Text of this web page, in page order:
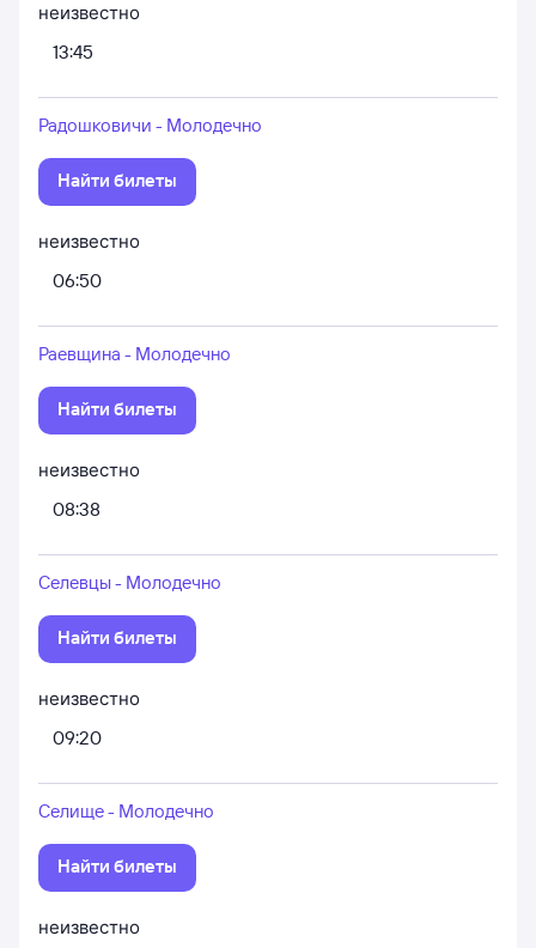
неизвестно
13:45
Радошковичи - Молодечно
Найти билеты
неизвестно
06:50
Раевщина - Молодечно
Найти билеты
неизвестно
08:38
Селевцы - Молодечно
Найти билеты
неизвестно
09:20
Селище - Молодечно
Найти билеты
неизвестно